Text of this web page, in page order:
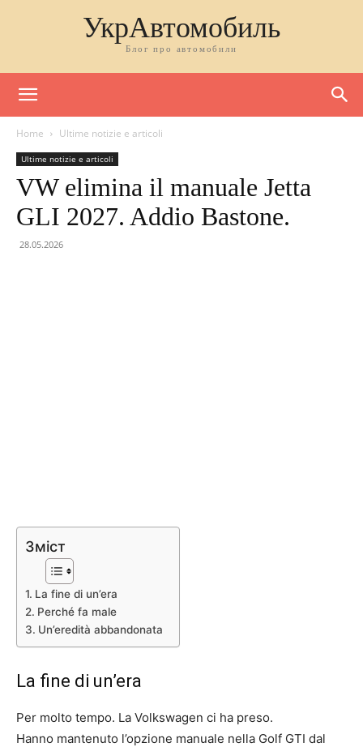
УкрАвтомобиль
Блог про автомобили
Home Ultime notizie e articoli
Ultime notizie e articoli
VW elimina il manuale Jetta
GLI 2027. Addio Bastone.
28.05.2026
Зміст
La fine di un’era
Perché fa male
Un’eredità abbandonata
La fine di un’era
Per molto tempo. La Volkswagen ci ha preso.
Hanno mantenuto l’opzione manuale nella Golf GTI dal